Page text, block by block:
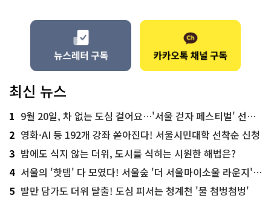
최신 뉴스
1 9월 20일, 차 없는 도심 걸어요…'서울 걷자 페스티벌' 선착순 5천명
2 영화·AI 등 192개 강좌 쏟아진다! 서울시민대학 선착순 신청
3 밤에도 식지 않는 더위, 도시를 식히는 시원한 해법은?
4 서울의 '핫템' 다 모였다! 서울숲 '더 서울마이소울 라운지' 오픈
5 발만 담가도 더위 탈출! 도심 피서는 청계천 '물 첨벙첨벙'